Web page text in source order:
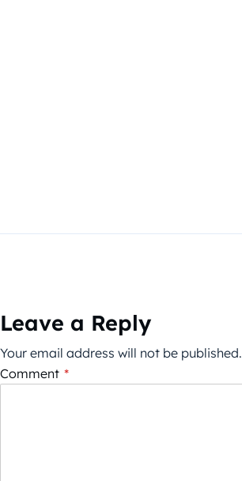
Leave a Reply
Your email address will not be published.
Comment *